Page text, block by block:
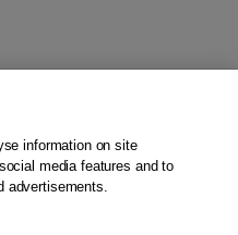
information on site
media features and to
advertisements.